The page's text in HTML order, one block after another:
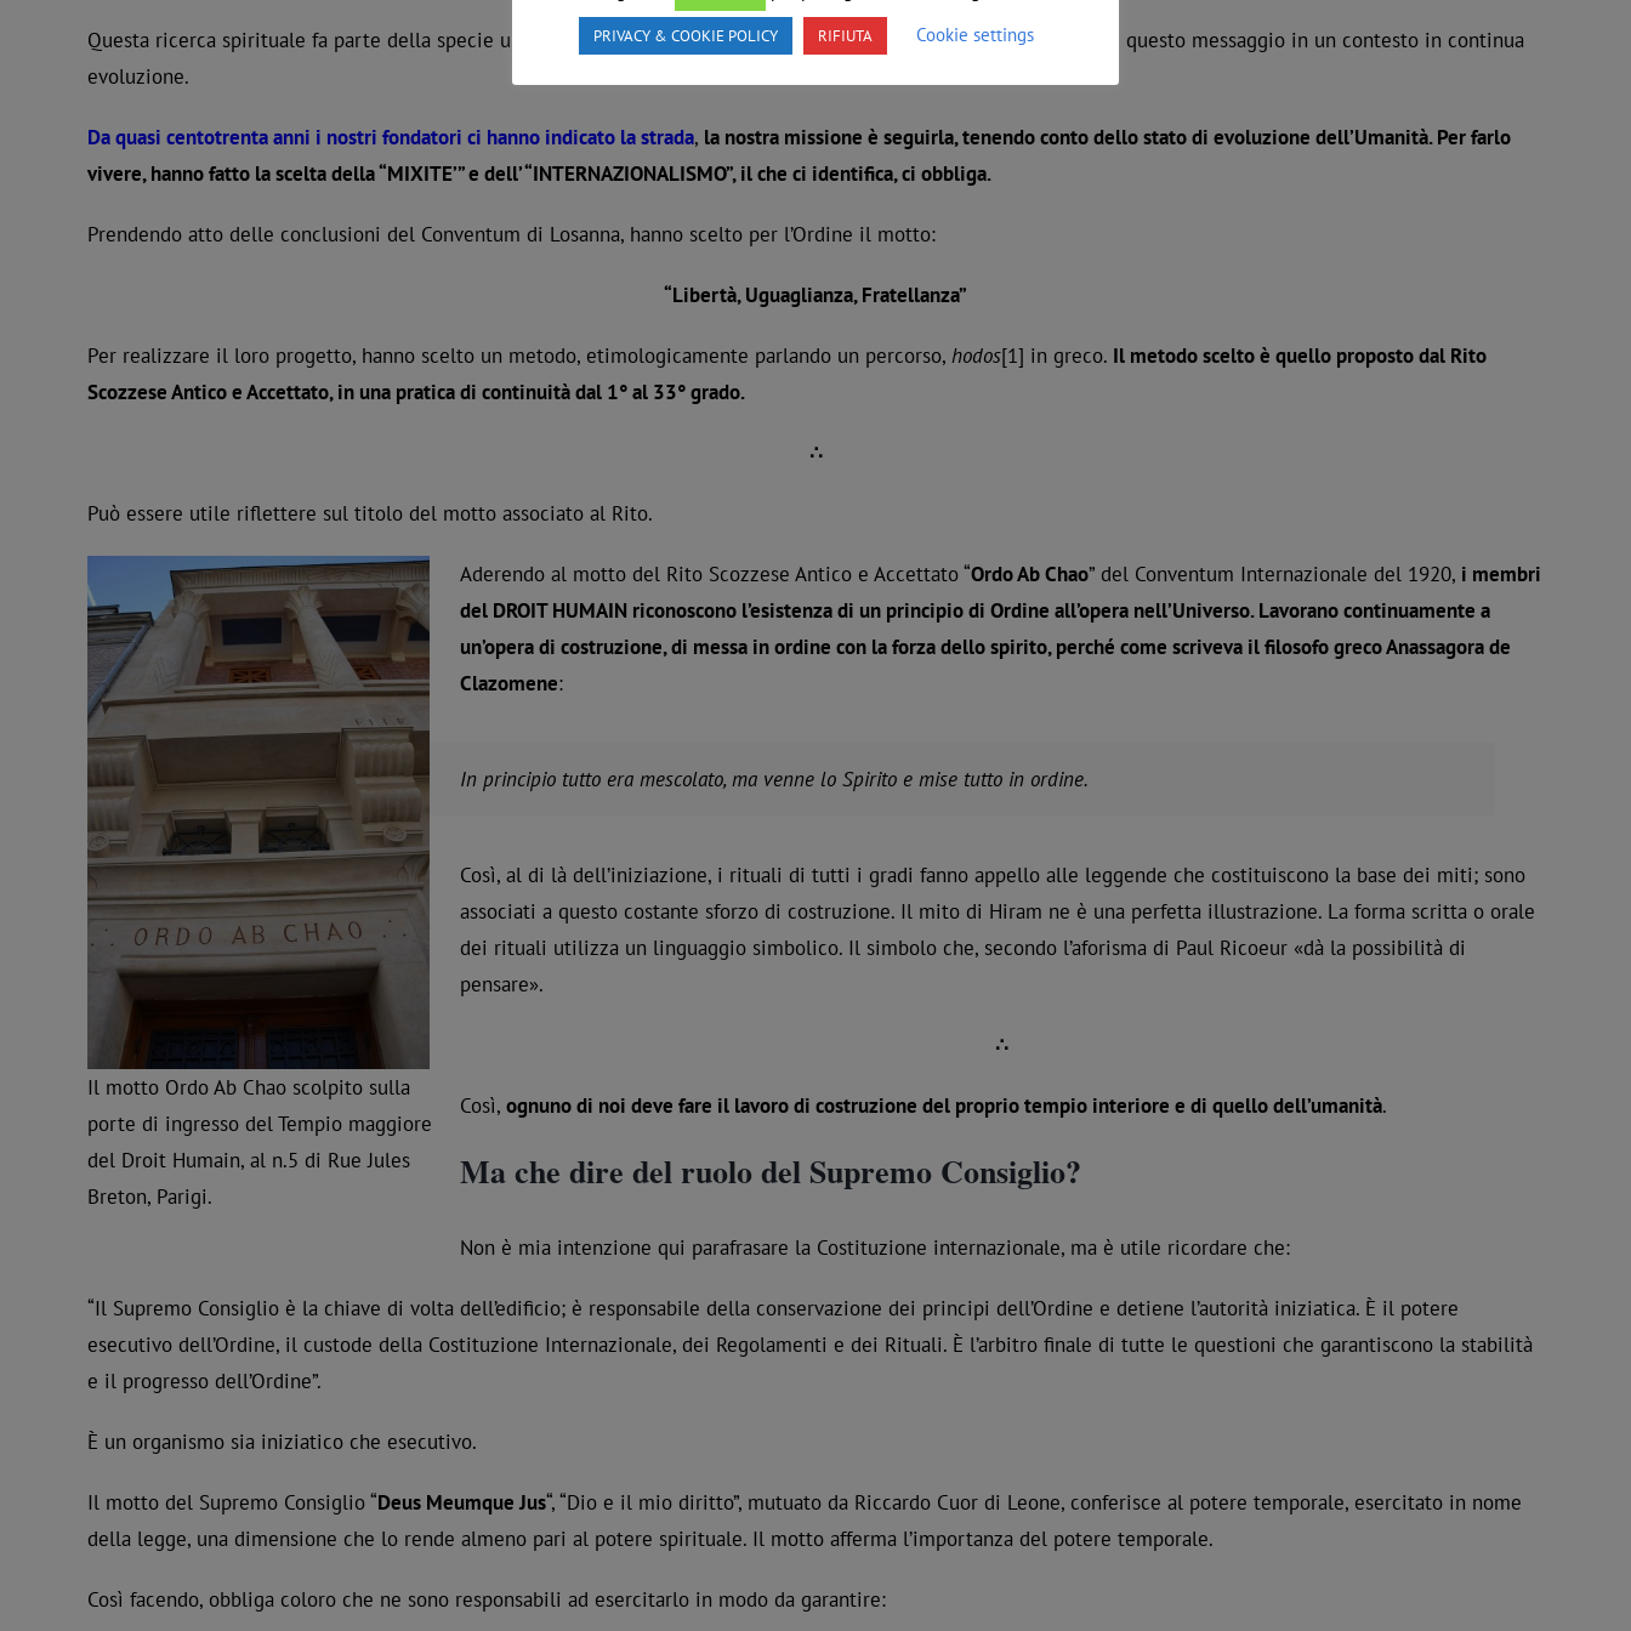
Questa ricerca spirituale fa parte della specie umana fin, come si dice, “dall’alba dei tempi”. Spetta a noi trasmettere questo messaggio in un contesto in continua
evoluzione.
Da quasi centotrenta anni i nostri fondatori ci hanno indicato la strada, la nostra missione è seguirla, tenendo conto dello stato di evoluzione dell’Umanità. Per farlo
vivere, hanno fatto la scelta della “MIXITE’” e dell’ “INTERNAZIONALISMO”, il che ci identifica, ci obbliga.
Prendendo atto delle conclusioni del Conventum di Losanna, hanno scelto per l’Ordine il motto:
“Libertà, Uguaglianza, Fratellanza”
Per realizzare il loro progetto, hanno scelto un metodo, etimologicamente parlando un percorso, hodos[1] in greco. Il metodo scelto è quello proposto dal Rito
Scozzese Antico e Accettato, in una pratica di continuità dal 1° al 33° grado.
∴
Può essere utile riflettere sul titolo del motto associato al Rito.
Il motto Ordo Ab Chao scolpito sulla
porte di ingresso del Tempio maggiore
del Droit Humain, al n.5 di Rue Jules
Breton, Parigi.
Aderendo al motto del Rito Scozzese Antico e Accettato “Ordo Ab Chao” del Conventum Internazionale del 1920, i membri
del DROIT HUMAIN riconoscono l’esistenza di un principio di Ordine all’opera nell’Universo. Lavorano continuamente a
un’opera di costruzione, di messa in ordine con la forza dello spirito, perché come scriveva il filosofo greco Anassagora de
Clazomene:
In principio tutto era mescolato, ma venne lo Spirito e mise tutto in ordine.
Così, al di là dell’iniziazione, i rituali di tutti i gradi fanno appello alle leggende che costituiscono la base dei miti; sono
associati a questo costante sforzo di costruzione. Il mito di Hiram ne è una perfetta illustrazione. La forma scritta o orale
dei rituali utilizza un linguaggio simbolico. Il simbolo che, secondo l’aforisma di Paul Ricoeur «dà la possibilità di
pensare».
∴
Così, ognuno di noi deve fare il lavoro di costruzione del proprio tempio interiore e di quello dell’umanità.
Ma che dire del ruolo del Supremo Consiglio?
Non è mia intenzione qui parafrasare la Costituzione internazionale, ma è utile ricordare che:
“Il Supremo Consiglio è la chiave di volta dell’edificio; è responsabile della conservazione dei principi dell’Ordine e detiene l’autorità iniziatica. È il potere
esecutivo dell’Ordine, il custode della Costituzione Internazionale, dei Regolamenti e dei Rituali. È l’arbitro finale di tutte le questioni che garantiscono la stabilità
e il progresso dell’Ordine”.
È un organismo sia iniziatico che esecutivo.
Il motto del Supremo Consiglio “Deus Meumque Jus“, “Dio e il mio diritto”, mutuato da Riccardo Cuor di Leone, conferisce al potere temporale, esercitato in nome
della legge, una dimensione che lo rende almeno pari al potere spirituale. Il motto afferma l’importanza del potere temporale.
Così facendo, obbliga coloro che ne sono responsabili ad esercitarlo in modo da garantire:
PRIVACY & COOKIE POLICY RIFIUTA Cookie settings